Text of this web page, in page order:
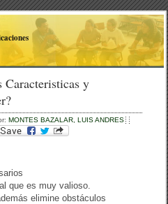
Caracteristicas y
MONTES BAZALAR, LUIS ANDRES
que es muy valioso.
elimine obstáculos